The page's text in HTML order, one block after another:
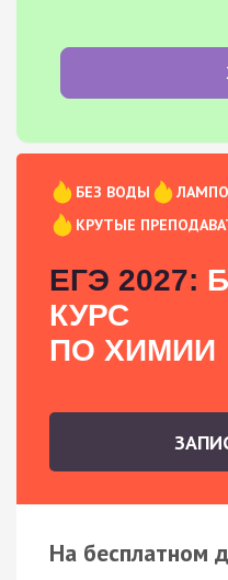
БЕЗ ВОДЫ
КРУТЫЕ
ЕГЭ 2027:
КУРС
ПО ХИМИИ
На бесплатном